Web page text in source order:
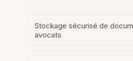
Stockage sécurisé de
avocats